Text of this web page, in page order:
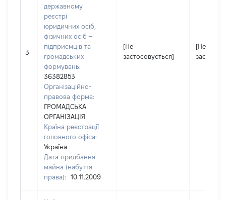
3
державному
реєстрі
юридичних осіб,
фізичних осіб –
підприємців та
громадських
формувань:
36382853
Організаційно-
правова форма:
ГРОМАДСЬКА
ОРГАНІЗАЦІЯ
Країна реєстрації
головного офіса:
Україна
Дата придбання
майна (набуття
права):
10.11.2009
[Не
застосовується]
[Не